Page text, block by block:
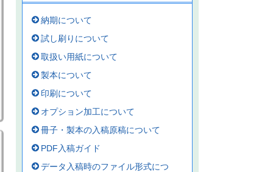
納期について
試し刷りについて
取扱い用紙について
製本について
印刷について
オプション加工について
冊子・製本の入稿原稿について
PDF入稿ガイド
データ入稿時のファイル形式につ